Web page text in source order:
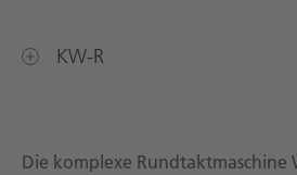
KW-R
Die komplexe Rundtaktmaschine